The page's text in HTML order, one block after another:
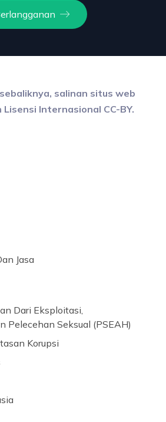
salinan situs web
Internasional CC-BY.
Jasa
Dari Eksploitasi,
Pelecehan Seksual (PSEAH)
Korupsi